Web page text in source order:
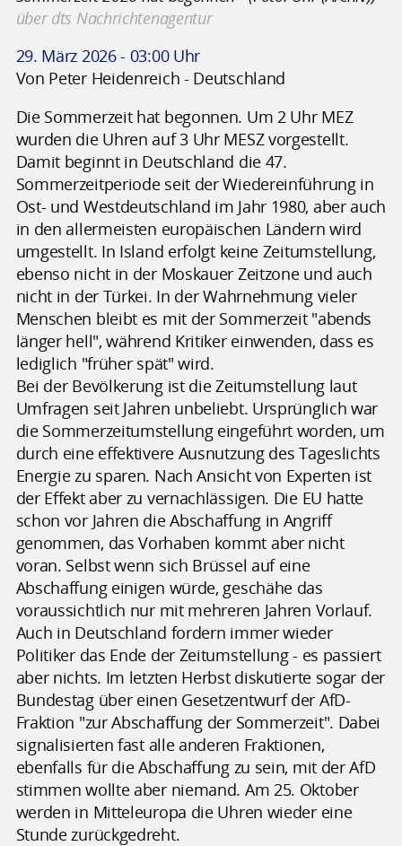
über dts Nachrichtenagentur
29. März 2026 - 03:00 Uhr
Von Peter Heidenreich - Deutschland
Die Sommerzeit hat begonnen. Um 2 Uhr MEZ
wurden die Uhren auf 3 Uhr MESZ vorgestellt.
Damit beginnt in Deutschland die 47.
Sommerzeitperiode seit der Wiedereinführung in
Ost- und Westdeutschland im Jahr 1980, aber auch
in den allermeisten europäischen Ländern wird
umgestellt. In Island erfolgt keine Zeitumstellung,
ebenso nicht in der Moskauer Zeitzone und auch
nicht in der Türkei. In der Wahrnehmung vieler
Menschen bleibt es mit der Sommerzeit "abends
länger hell", während Kritiker einwenden, dass es
lediglich "früher spät" wird.
Bei der Bevölkerung ist die Zeitumstellung laut
Umfragen seit Jahren unbeliebt. Ursprünglich war
die Sommerzeitumstellung eingeführt worden, um
durch eine effektivere Ausnutzung des Tageslichts
Energie zu sparen. Nach Ansicht von Experten ist
der Effekt aber zu vernachlässigen. Die EU hatte
schon vor Jahren die Abschaffung in Angriff
genommen, das Vorhaben kommt aber nicht
voran. Selbst wenn sich Brüssel auf eine
Abschaffung einigen würde, geschähe das
voraussichtlich nur mit mehreren Jahren Vorlauf.
Auch in Deutschland fordern immer wieder
Politiker das Ende der Zeitumstellung - es passiert
aber nichts. Im letzten Herbst diskutierte sogar der
Bundestag über einen Gesetzentwurf der AfD-
Fraktion "zur Abschaffung der Sommerzeit". Dabei
signalisierten fast alle anderen Fraktionen,
ebenfalls für die Abschaffung zu sein, mit der AfD
stimmen wollte aber niemand. Am 25. Oktober
werden in Mitteleuropa die Uhren wieder eine
Stunde zurückgedreht.